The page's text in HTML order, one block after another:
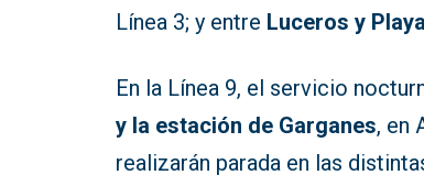
Línea 3; y entre Luceros y
En la Línea 9, el servicio
y la estación de Garganes, en
realizarán parada en las